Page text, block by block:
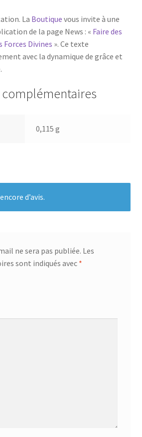
La Boutique vous invite à une
de la page News : « Faire des
Forces Divines ». Ce texte
avec la dynamique de grâce et
0,115 g
d’avis.
ne sera pas publiée. Les
sont indiqués avec *